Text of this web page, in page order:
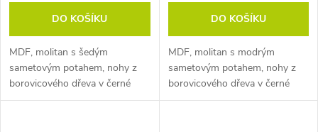
DO KOŠÍKU
MDF, molitan s šedým
sametovým potahem, nohy z
borovicového dřeva v černé
barvě. Rozměry: 35 x 100 x 43
DO KOŠÍKU
MDF, molitan s modrým
sametovým potahem, nohy z
borovicového dřeva v černé
barvě. Rozměry: 35 x 100 x 43